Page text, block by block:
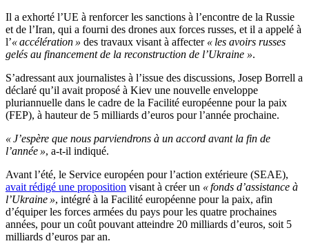
Il a exhorté l’UE à renforcer les sanctions à l’encontre de la Russie
et de l’Iran, qui a fourni des drones aux forces russes, et il a appelé à
l’« accélération » des travaux visant à affecter « les avoirs russes
gelés au financement de la reconstruction de l’Ukraine ».
S’adressant aux journalistes à l’issue des discussions, Josep Borrell a
déclaré qu’il avait proposé à Kiev une nouvelle enveloppe
pluriannuelle dans le cadre de la Facilité européenne pour la paix
(FEP), à hauteur de 5 milliards d’euros pour l’année prochaine.
« J’espère que nous parviendrons à un accord avant la fin de
l’année », a-t-il indiqué.
Avant l’été, le Service européen pour l’action extérieure (SEAE),
avait rédigé une proposition visant à créer un « fonds d’assistance à
l’Ukraine », intégré à la Facilité européenne pour la paix, afin
d’équiper les forces armées du pays pour les quatre prochaines
années, pour un coût pouvant atteindre 20 milliards d’euros, soit 5
milliards d’euros par an.